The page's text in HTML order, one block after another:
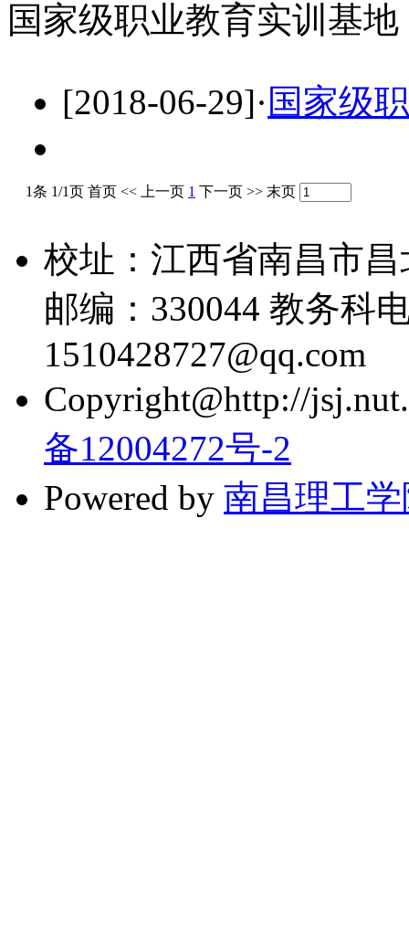
国家级职业教育实训基地
[2018-06-29]· 国家级
1条 1/1页 首页 << 上一页 1 下一页 >> 末页
校址：江西省南昌市
邮编：330044 教务科
1510428727@qq.com
Copyright@http://
备12004272号-2
Powered by 南昌理工